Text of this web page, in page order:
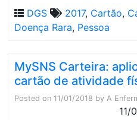
DGS
2017, Cartão,
Doença Rara, Pessoa
MySNS Carteira:
cartão de atividade
Posted on 11/01/2018 by A
11/